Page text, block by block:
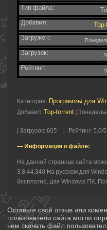
Тип файла:
Добавил:
Загружен:
Загрузок:
Рейтинг:
Категория: Программы для
Добавил: Top-torrent
Загрузок: 605 Рейтинг: 5.0/5 |
— Информация о файле:
На данной странице сайта
3.8.44.340 На русском для
бесплатно, для Windows ПК.
Оставьте свой отзыв или
пользователи сайта могли
чем скачать файл